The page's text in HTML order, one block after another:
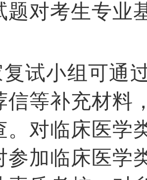
题对考生专业
试小组可通
信等补充材料
。对临床医学
参加临床医学